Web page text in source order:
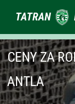
TATRAN
Primárne
odkazy
CENY ZA
ANTLA